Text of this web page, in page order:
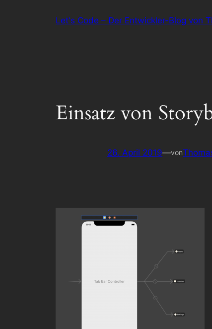
Let's Code – Der Entwickler-Blog von
Einsatz von
26. April 2019—von